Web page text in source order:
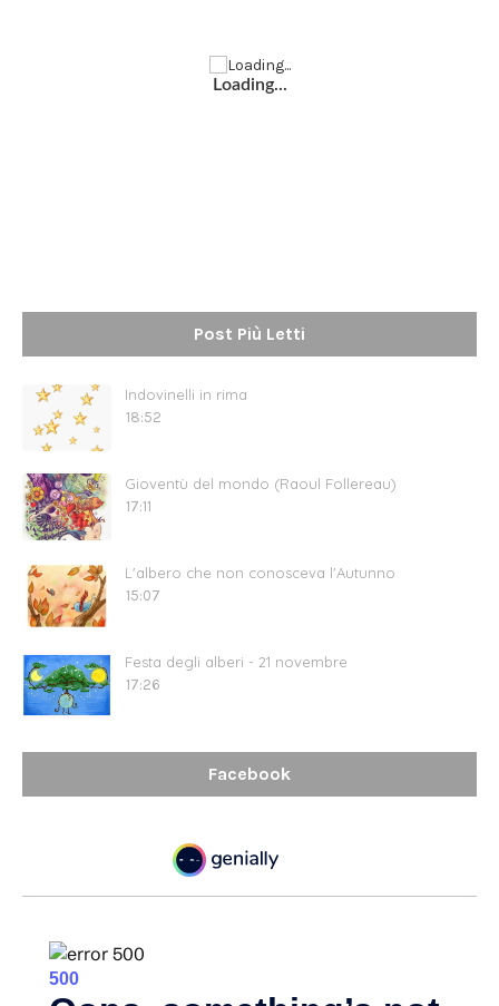
Loading...
Post Più Letti
Indovinelli in rima
18:52
Gioventù del mondo (Raoul Follereau)
17:11
L'albero che non conosceva l'Autunno
15:07
Festa degli alberi - 21 novembre
17:26
Facebook